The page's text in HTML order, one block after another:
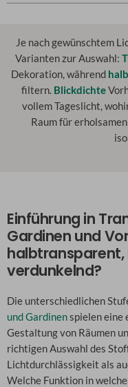
Je nach gewünschtem
Varianten zur Auswahl:
Dekoration, während
filtern. Blickdichte
vollem Tageslicht,
Raum für
Einführung in
Gardinen und
verdunkelnd?
Die unterschiedlichen
und Gardinenspielen eine
Gestaltung von Räumen
richtigen Auswahl des
Lichtdurchlässigkeit als
Welche Funktion in